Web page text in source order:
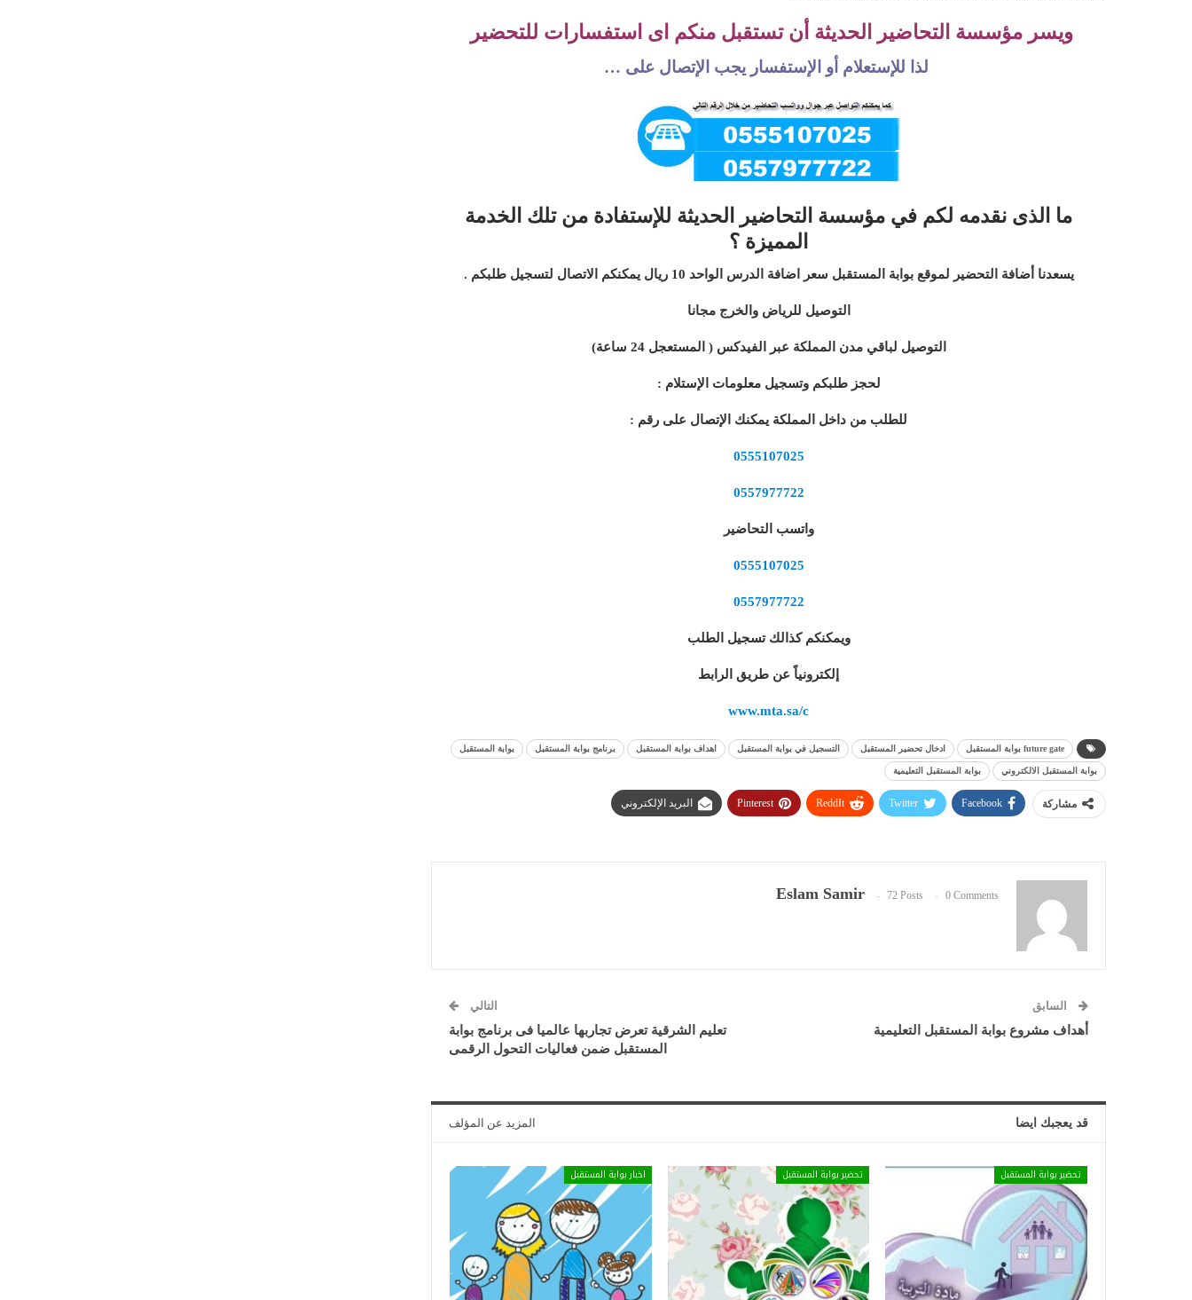
ويسر مؤسسة التحاضير الحديثة أن تستقبل منكم اى استفسارات للتحضير
لذا للإستعلام أو الإستفسار يجب الإتصال على …
ما الذى نقدمه لكم في مؤسسة التحاضير الحديثة للإستفادة من تلك الخدمة
المميزة ؟
يسعدنا أضافة التحضير لموقع بوابة المستقبل سعر اضافة الدرس الواحد 10 ريال يمكنكم الاتصال لتسجيل طلبكم .
التوصيل للرياض والخرج مجانا
التوصيل لباقي مدن المملكة عبر الفيدكس ( المستعجل 24 ساعة)
لحجز طلبكم وتسجيل معلومات الإستلام :
للطلب من داخل المملكة يمكنك الإتصال على رقم :
0555107025
0557977722
واتسب التحاضير
0555107025
0557977722
ويمكنكم كذالك تسجيل الطلب
إلكترونياً عن طريق الرابط
www.mta.sa/c
future gate بوابة المستقبل ادخال تحضير المستقبل التسجيل في بوابة المستقبل اهداف بوابة المستقبل برنامج بوابة المستقبل بوابة المستقبل
بوابة المستقبل الالكتروني بوابة المستقبل التعليمية
مشاركة Facebook
Twitter
ReddIt
Pinterest البريد الإلكتروني
Eslam Samir 72 Posts 0 Comments
السابق
أهداف مشروع بوابة المستقبل التعليمية
التالي
تعليم الشرقية تعرض تجاربها عالميا فى برنامج بوابة
المستقبل ضمن فعاليات التحول الرقمى
قد يعجبك ايضا المزيد عن المؤلف
تحضير بوابة المستقبل تحضير بوابة المستقبل اخبار بوابة المستقبل